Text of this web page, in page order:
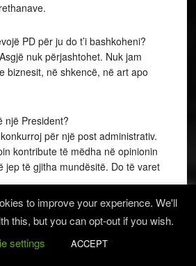
PD për ju do t’i bashkoheni?
nuk përjashtohet. Nuk jam
biznesit, në shkencë, në art apo
një President?
për një post administrativ.
kontribute të mëdha në opinionin
jep të gjitha mundësitë. Do të varet
për Shqipërinë.
to improve your experience. We'll
this, but you can opt-out if you wish.
settings
ACCEPT